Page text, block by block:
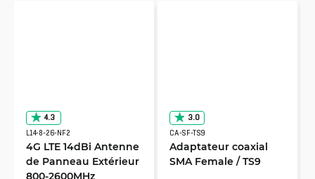
4.3
L14-8-26-NF2
4G LTE 14dBi Antenne
de Panneau Extérieur
800-2600MHz
3.0
CA-SF-TS9
Adaptateur coaxial
SMA Female / TS9